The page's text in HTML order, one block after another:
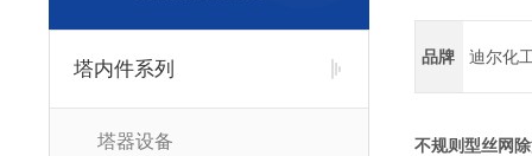
塔内件系列
塔器设备
品牌 迪尔化
不规则型丝网